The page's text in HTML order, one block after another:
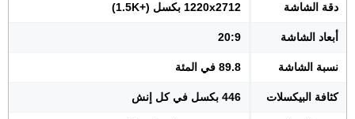
دقة الشاشة 1220x2712 بكسل (+1.5K)
أبعاد الشاشة 20:9
نسبة الشاشة 89.8 في المئة
كثافة البيكسلات 446 بكسل في كل إنش